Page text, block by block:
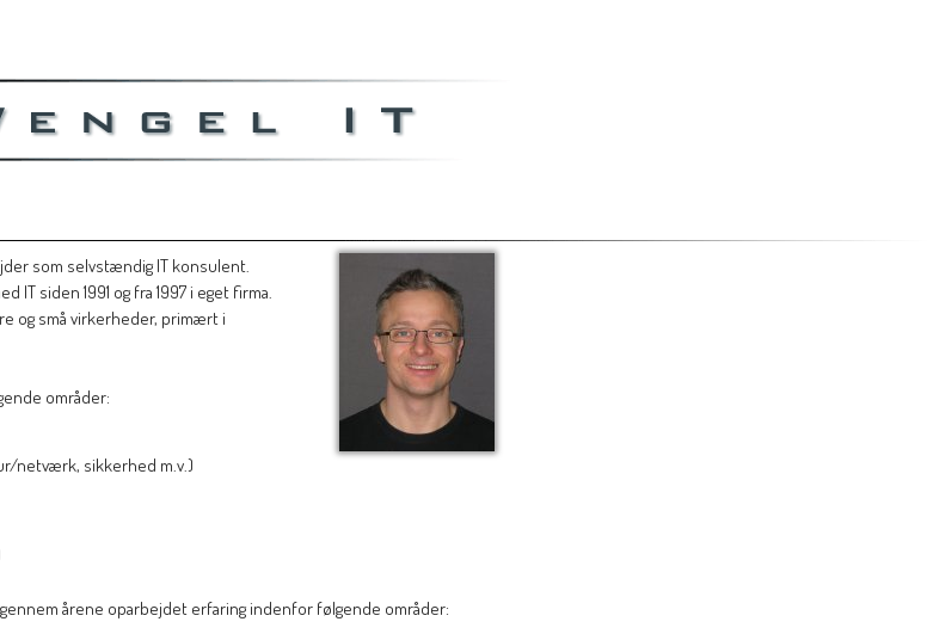
som selvstændig IT konsulent.
siden 1991 og fra 1997 i eget firma.
og små virkerheder, primært i
områder:
netværk, sikkerhed m.v.)
årene oparbejdet erfaring indenfor følgende områder: